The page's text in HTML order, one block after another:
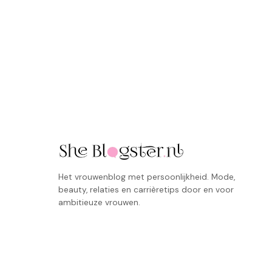
Het vrouwenblog met persoonlijkheid. Mode,
beauty, relaties en carrièretips door en voor
ambitieuze vrouwen.